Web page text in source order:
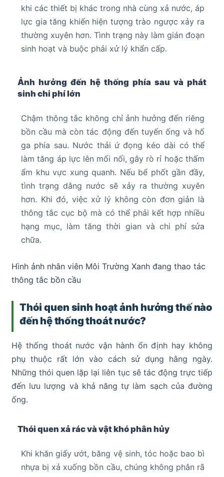
khi các thiết bị khác trong nhà cùng xả nước, áp
lực gia tăng khiến hiện tượng trào ngược xảy ra
thường xuyên hơn. Tình trạng này làm gián đoạn
sinh hoạt và buộc phải xử lý khẩn cấp.
Ảnh hưởng đến hệ thống phía sau và phát
sinh chi phí lớn
Chậm thông tắc không chỉ ảnh hưởng đến riêng
bồn cầu mà còn tác động đến tuyến ống và hố
ga phía sau. Nước thải ứ đọng kéo dài có thể
làm tăng áp lực lên mối nối, gây rò rỉ hoặc thấm
ẩm khu vực xung quanh. Nếu bể phốt gần đầy,
tình trạng dâng nước sẽ xảy ra thường xuyên
hơn. Khi đó, việc xử lý không còn đơn giản là
thông tắc cục bộ mà có thể phải kết hợp nhiều
hạng mục, làm tăng thời gian và chi phí sửa
chữa.
Hình ảnh nhân viên Môi Trường Xanh đang thao tác
thông tắc bồn cầu
Thói quen sinh hoạt ảnh hưởng thế nào
đến hệ thống thoát nước?
Hệ thống thoát nước vận hành ổn định hay không
phụ thuộc rất lớn vào cách sử dụng hằng ngày.
Những thói quen lặp lại liên tục sẽ tác động trực tiếp
đến lưu lượng và khả năng tự làm sạch của đường
ống.
Thói quen xả rác và vật khó phân hủy
Khi khăn giấy ướt, băng vệ sinh, tóc hoặc bao bì
nhựa bị xả xuống bồn cầu, chúng không phân rã